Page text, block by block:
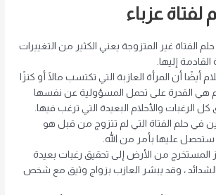
لفتاة عزباء
الفتاة غير المتزوجة يعني الكثير من التغييرات
القادمة إليها.
أيضًا أن المرأة العازبة التي تكتسب مالًا أو كنزًا
هي القدرة على تحمل المسؤولية عن نفسها
كل الرغبات والأحلام البعيدة التي ترغب فيها.
في حلم الفتاة التي لم تتزوج من قبل هو
عليها بأمر من الله.
المستخرج من الأرض إلى تحقيق رغبات بعيدة
، وقد يبشر العازب بزواج وثيق مع شخص